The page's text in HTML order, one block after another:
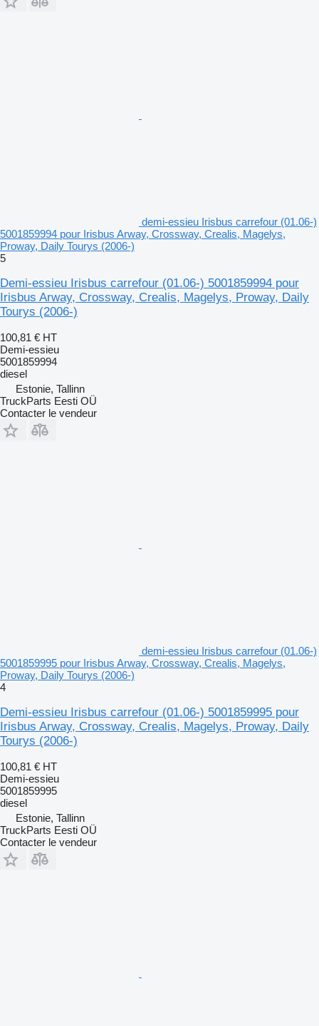
demi-essieu Irisbus carrefour (01.06-)
5001859994 pour Irisbus Arway, Crossway, Crealis, Magelys,
Proway, Daily Tourys (2006-)
5
Demi-essieu Irisbus carrefour (01.06-) 5001859994 pour
Irisbus Arway, Crossway, Crealis, Magelys, Proway, Daily
Tourys (2006-)
100,81 € HT
Demi-essieu
5001859994
diesel
Estonie, Tallinn
TruckParts Eesti OÜ
Contacter le vendeur
demi-essieu Irisbus carrefour (01.06-)
5001859995 pour Irisbus Arway, Crossway, Crealis, Magelys,
Proway, Daily Tourys (2006-)
4
Demi-essieu Irisbus carrefour (01.06-) 5001859995 pour
Irisbus Arway, Crossway, Crealis, Magelys, Proway, Daily
Tourys (2006-)
100,81 € HT
Demi-essieu
5001859995
diesel
Estonie, Tallinn
TruckParts Eesti OÜ
Contacter le vendeur